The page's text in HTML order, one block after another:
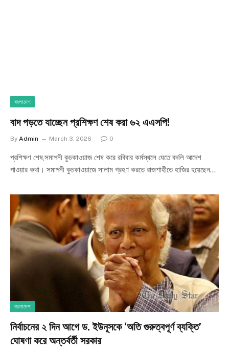
বাংলাদেশ
বাদ পড়তে যাচ্ছেন প্রশিক্ষণ শেষ করা ৬২ এএসপি!
By Admin March 3, 2026 0
প্রশিক্ষণ শেষ,সমাপনী কুচকাওয়াজ শেষ করে রবিবার কর্মস্থলে যেতে বদলি আদেশ
পাওয়ার কথা। সমাপনী কুচকাওয়াজে সালাম গ্রহণ করতে রাজশাহীতে হাজির হয়েছেন…
বাংলাদেশ
নির্বাচনের ২ দিন আগে ড. ইউনূসকে ‘অতি গুরুত্বপূর্ণ ব্যক্তি’
ঘোষণা করে অন্তর্বর্তী সরকার